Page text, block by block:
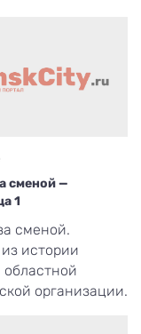
сменой —
1
сменой.
истории
организации.